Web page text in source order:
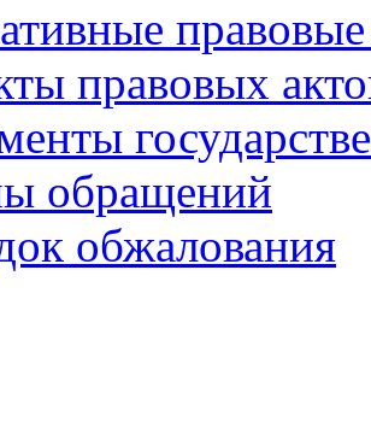
правовых
обращений
обжалования